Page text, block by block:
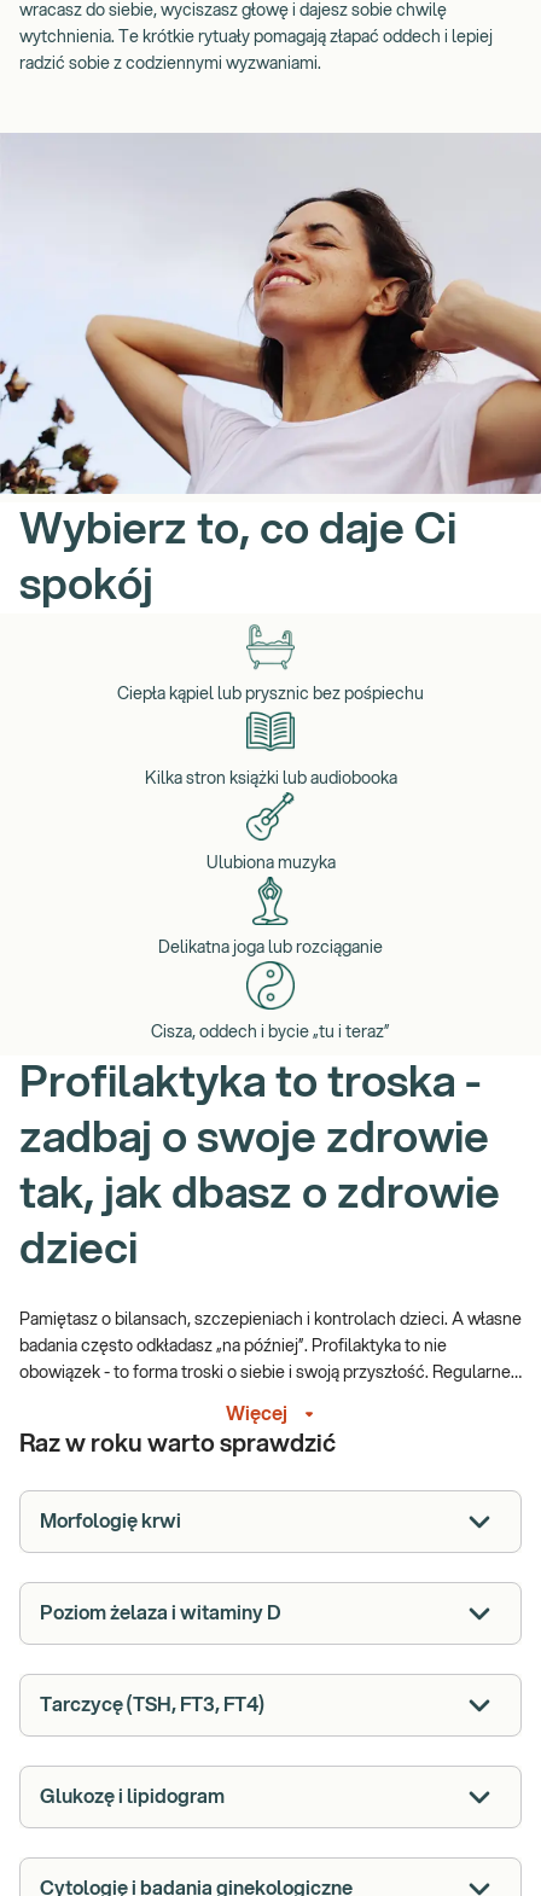
wracasz do siebie, wyciszasz głowę i dajesz sobie chwilę
wytchnienia. Te krótkie rytuały pomagają złapać oddech i lepiej
radzić sobie z codziennymi wyzwaniami.
Wybierz to, co daje Ci
spokój
Ciepła kąpiel lub prysznic bez pośpiechu
Kilka stron książki lub audiobooka
Ulubiona muzyka
Delikatna joga lub rozciąganie
Cisza, oddech i bycie „tu i teraz”
Profilaktyka to troska -
zadbaj o swoje zdrowie
tak, jak dbasz o zdrowie
dzieci
Pamiętasz o bilansach, szczepieniach i kontrolach dzieci. A własne
badania często odkładasz „na później”. Profilaktyka to nie
obowiązek - to forma troski o siebie i swoją przyszłość. Regularne
czas. To jeden z najważniejszych prezentów, jakie możesz sobie
dać.
Więcej
Raz w roku warto sprawdzić
Morfologię krwi
Poziom żelaza i witaminy D
Tarczycę (TSH, FT3, FT4)
Glukozę i lipidogram
Cytologię i badania ginekologiczne